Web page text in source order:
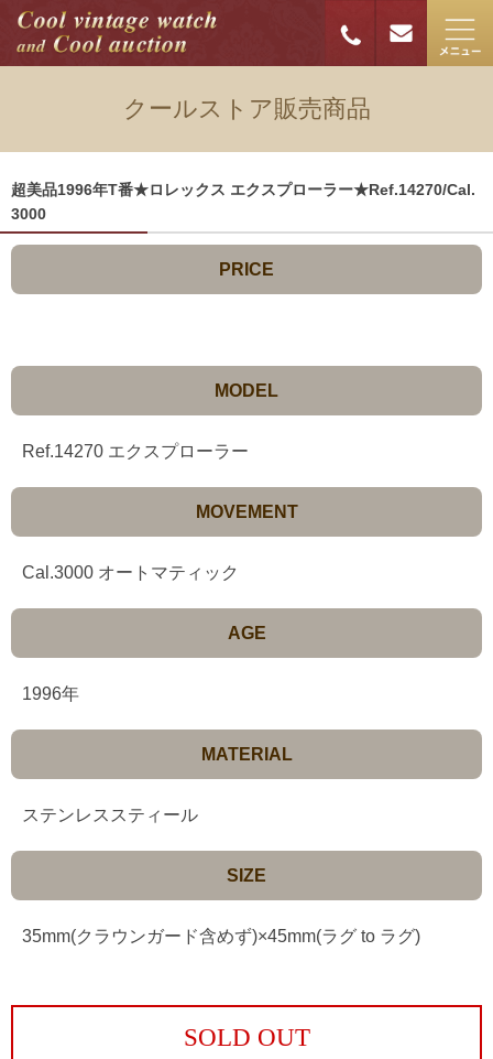
クールストア販売商品
超美品1996年T番★ロレックス エクスプローラー★Ref.14270/Cal.
3000
PRICE
MODEL
Ref.14270 エクスプローラー
MOVEMENT
Cal.3000 オートマティック
AGE
1996年
MATERIAL
ステンレススティール
SIZE
35mm(クラウンガード含めず)×45mm(ラグ to ラグ)
SOLD OUT